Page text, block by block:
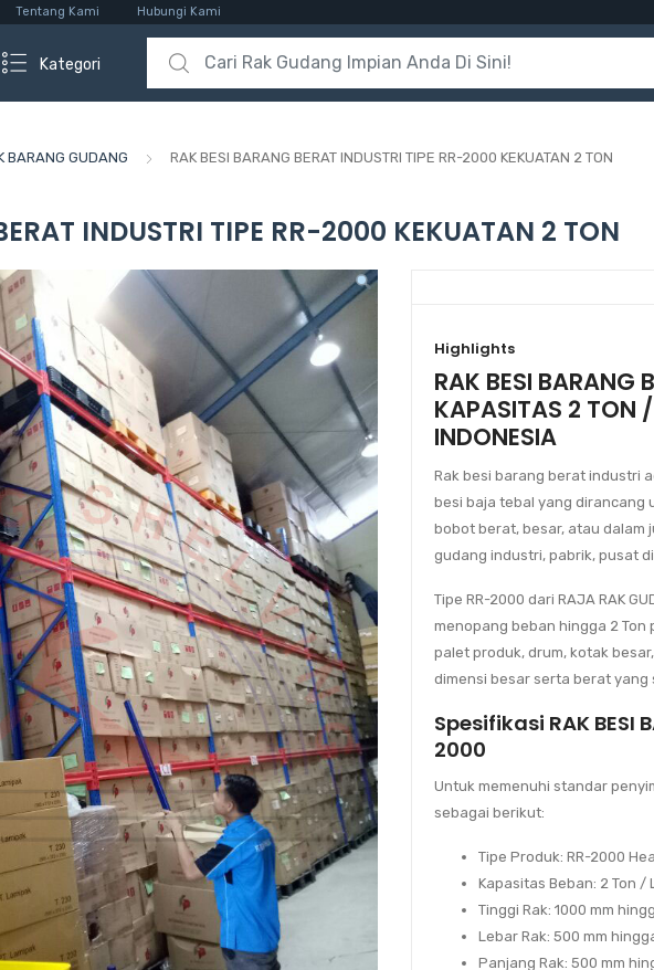
Tentang Kami Hubungi Kami
Kategori
Search for:
BARANG GUDANG RAK BESI BARANG BERAT INDUSTRI TIPE RR-2000 KEKUATAN 2 TON
INDUSTRI TIPE RR-2000 KEKUATAN 2 TON
Highlights
RAK BESI BARANG
KAPASITAS 2 TON /
INDONESIA
Rak besi barang berat industri
besi baja tebal yang dirancang
bobot berat, besar, atau dalam
gudang industri, pabrik, pusat
Tipe RR-2000 dari RAJA RAK
menopang beban hingga 2 Ton
palet produk, drum, kotak
dimensi besar serta berat yang
Spesifikasi RAK BESI
2000
Untuk memenuhi standar
sebagai berikut:
Tipe Produk: RR-2000
Kapasitas Beban: 2 Ton /
Tinggi Rak: 1000 mm
Lebar Rak: 500 mm
Panjang Rak: 500 mm